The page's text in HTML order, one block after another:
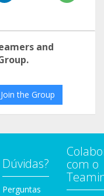
and
Join the Group
Dúvidas?
Perguntas
com o